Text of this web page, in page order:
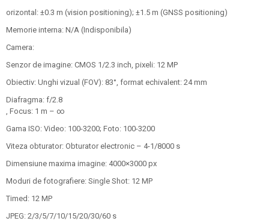
orizontal: ±0.3 m (vision positioning); ±1.5 m (GNSS positioning)
Memorie interna: N/A (Indisponibila)
Camera:
Senzor de imagine: CMOS 1/2.3 inch, pixeli: 12 MP
Obiectiv: Unghi vizual (FOV): 83°, format echivalent: 24 mm
Diafragma: f/2.8
, Focus: 1 m – ∞
Gama ISO: Video: 100-3200; Foto: 100-3200
Viteza obturator: Obturator electronic – 4-1/8000 s
Dimensiune maxima imagine: 4000×3000 px
Moduri de fotografiere: Single Shot: 12 MP
Timed: 12 MP
JPEG: 2/3/5/7/10/15/20/30/60 s